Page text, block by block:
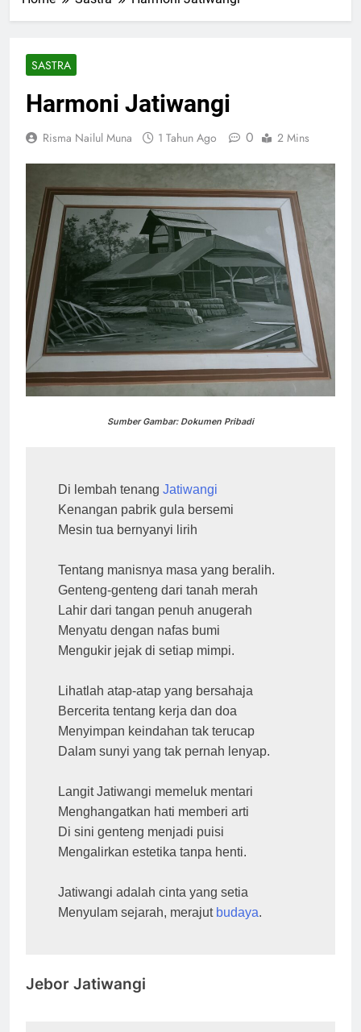
SASTRA
Harmoni Jatiwangi
Risma Nailul Muna 1 Tahun Ago 0 2 Mins
Sumber Gambar: Dokumen Pribadi
Di lembah tenang Jatiwangi
Kenangan pabrik gula bersemi
Mesin tua bernyanyi lirih
Tentang manisnya masa yang beralih.
Genteng-genteng dari tanah merah
Lahir dari tangan penuh anugerah
Menyatu dengan nafas bumi
Mengukir jejak di setiap mimpi.
Lihatlah atap-atap yang bersahaja
Bercerita tentang kerja dan doa
Menyimpan keindahan tak terucap
Dalam sunyi yang tak pernah lenyap.
Langit Jatiwangi memeluk mentari
Menghangatkan hati memberi arti
Di sini genteng menjadi puisi
Mengalirkan estetika tanpa henti.
Jatiwangi adalah cinta yang setia
Menyulam sejarah, merajut budaya.
Jebor Jatiwangi